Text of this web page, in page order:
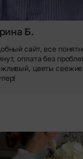
Б.
сайт, все
оплата без
цветы